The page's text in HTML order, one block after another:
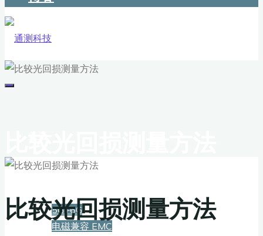
5G+6G
电磁兼容 EMC
比较光回损测量方法